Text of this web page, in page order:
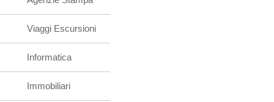
Viaggi Escursioni
Informatica
Immobiliari